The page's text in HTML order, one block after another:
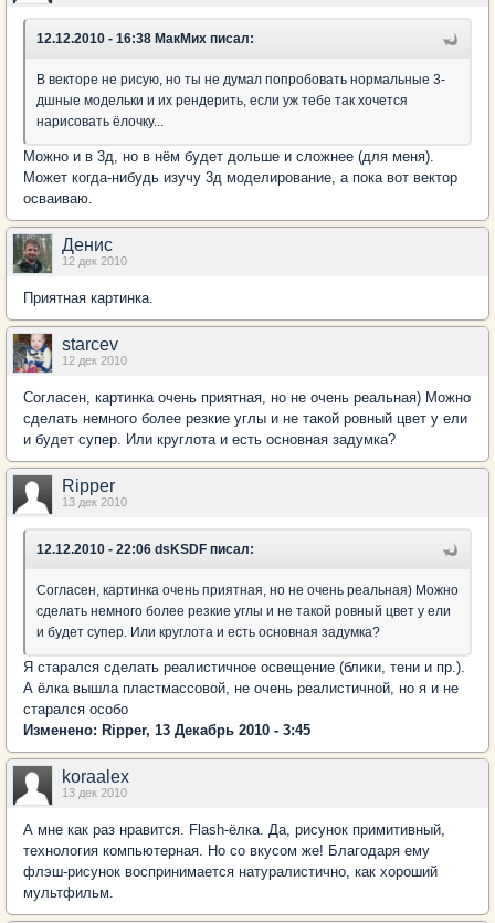
12.12.2010 - 16:38 МакМих писал:
В векторе не рисую, но ты не думал попробовать нормальные 3-
дшные модельки и их рендерить, если уж тебе так хочется
нарисовать ёлочку...
Можно и в 3д, но в нём будет дольше и сложнее (для меня).
Может когда-нибудь изучу 3д моделирование, а пока вот вектор
осваиваю.
Денис
12 дек 2010
Приятная картинка.
starcev
12 дек 2010
Согласен, картинка очень приятная, но не очень реальная) Можно
сделать немного более резкие углы и не такой ровный цвет у ели
и будет супер. Или круглота и есть основная задумка?
Ripper
13 дек 2010
12.12.2010 - 22:06 dsKSDF писал:
Согласен, картинка очень приятная, но не очень реальная) Можно
сделать немного более резкие углы и не такой ровный цвет у ели
и будет супер. Или круглота и есть основная задумка?
Я старался сделать реалистичное освещение (блики, тени и пр.).
А ёлка вышла пластмассовой, не очень реалистичной, но я и не
старался особо
Изменено: Ripper, 13 Декабрь 2010 - 3:45
koraalex
13 дек 2010
А мне как раз нравится. Flash-ёлка. Да, рисунок примитивный,
технология компьютерная. Но со вкусом же! Благодаря ему
флэш-рисунок воспринимается натуралистично, как хороший
мультфильм.